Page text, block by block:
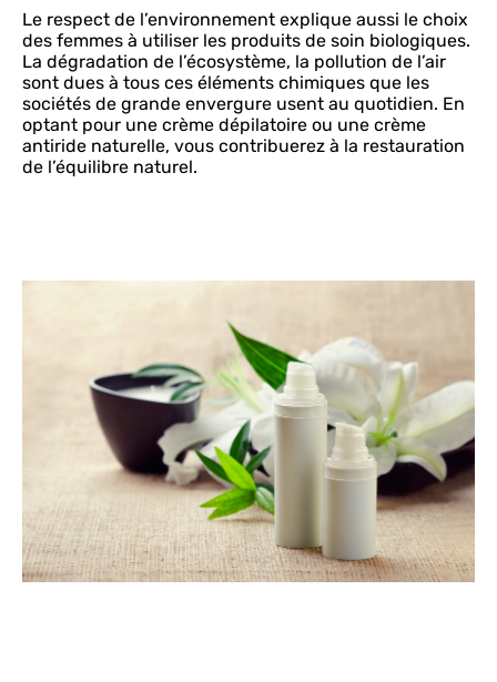
Le respect de l’environnement explique aussi le choix
des femmes à utiliser les produits de soin biologiques.
La dégradation de l’écosystème, la pollution de l’air
sont dues à tous ces éléments chimiques que les
sociétés de grande envergure usent au quotidien. En
optant pour une crème dépilatoire ou une crème
antiride naturelle, vous contribuerez à la restauration
de l’équilibre naturel.